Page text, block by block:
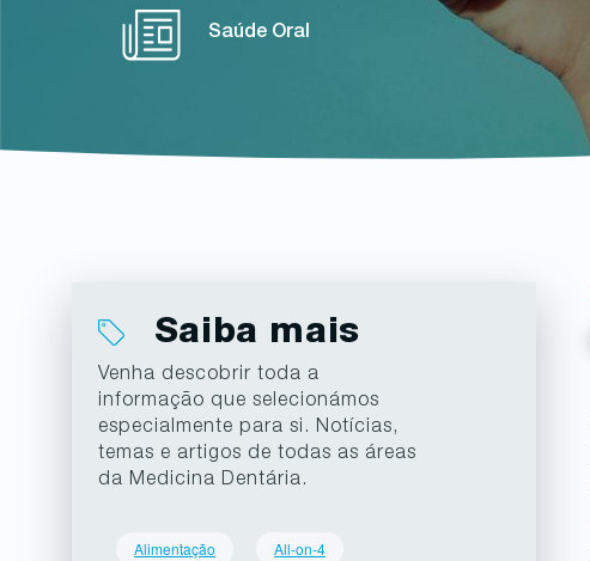
Saúde Oral
Saiba mais
Venha descobrir toda a
informação que selecionámos
especialmente para si. Notícias,
temas e artigos de todas as áreas
da Medicina Dentária.
Alimentação All-on-4